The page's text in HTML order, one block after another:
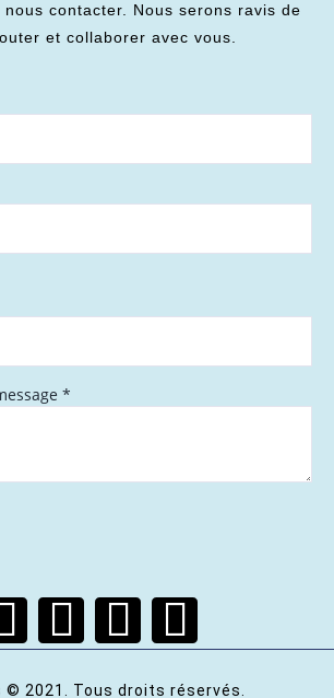
nous contacter. Nous serons ravis de
et collaborer avec vous.
*
© 2021. Tous droits réservés.